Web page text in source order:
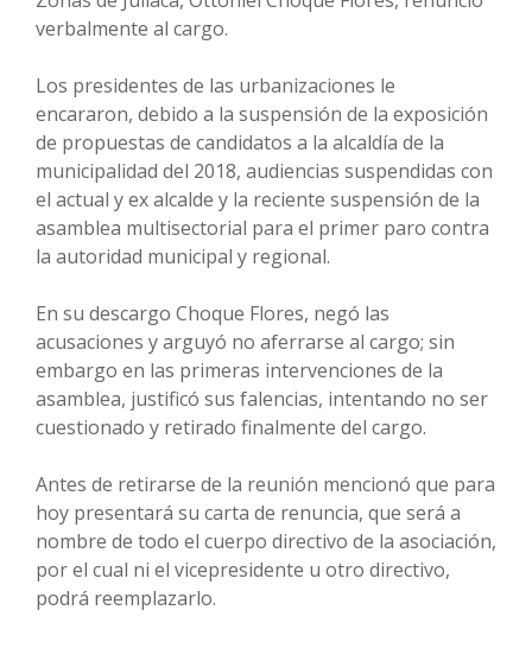
verbalmente al cargo.
Los presidentes de las urbanizaciones le
encararon, debido a la suspensión de la exposición
de propuestas de candidatos a la alcaldía de la
municipalidad del 2018, audiencias suspendidas con
el actual y ex alcalde y la reciente suspensión de la
asamblea multisectorial para el primer paro contra
la autoridad municipal y regional.
En su descargo Choque Flores, negó las
acusaciones y arguyó no aferrarse al cargo; sin
embargo en las primeras intervenciones de la
asamblea, justificó sus falencias, intentando no ser
cuestionado y retirado finalmente del cargo.
Antes de retirarse de la reunión mencionó que para
hoy presentará su carta de renuncia, que será a
nombre de todo el cuerpo directivo de la asociación,
por el cual ni el vicepresidente u otro directivo,
podrá reemplazarlo.